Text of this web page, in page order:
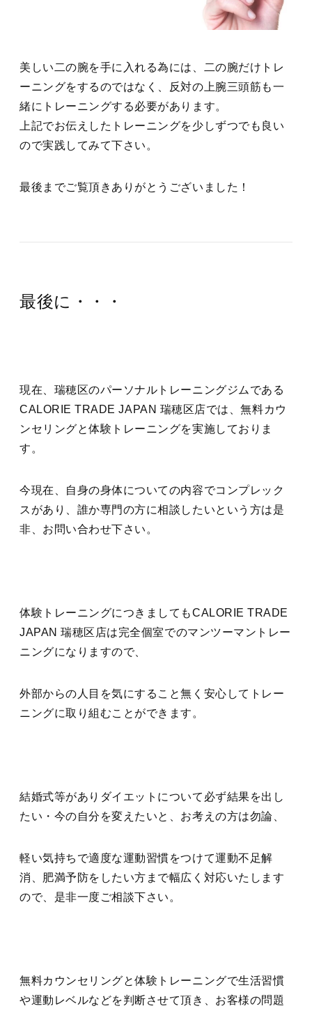
美しい二の腕を手に入れる為には、二の腕だけトレ
ーニングをするのではなく、反対の上腕三頭筋も一
緒にトレーニングする必要があります。
上記でお伝えしたトレーニングを少しずつでも良い
ので実践してみて下さい。
最後までご覧頂きありがとうございました！
最後に・・・
現在、瑞穂区のパーソナルトレーニングジムである
CALORIE TRADE JAPAN 瑞穂区店では、無料カウ
ンセリングと体験トレーニングを実施しておりま
す。
今現在、自身の身体についての内容でコンプレック
スがあり、誰か専門の方に相談したいという方は是
非、お問い合わせ下さい。
体験トレーニングにつきましてもCALORIE TRADE
JAPAN 瑞穂区店は完全個室でのマンツーマントレー
ニングになりますので、
外部からの人目を気にすること無く安心してトレー
ニングに取り組むことができます。
結婚式等がありダイエットについて必ず結果を出し
たい・今の自分を変えたいと、お考えの方は勿論、
軽い気持ちで適度な運動習慣をつけて運動不足解
消、肥満予防をしたい方まで幅広く対応いたします
ので、是非一度ご相談下さい。
無料カウンセリングと体験トレーニングで生活習慣
や運動レベルなどを判断させて頂き、お客様の問題